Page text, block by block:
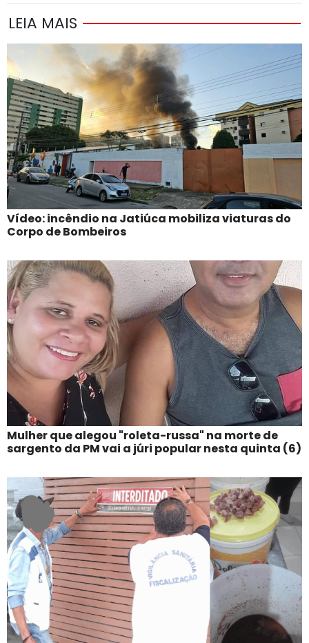
LEIA MAIS
Vídeo: incêndio na Jatiúca mobiliza viaturas do
Corpo de Bombeiros
Mulher que alegou "roleta-russa" na morte de
sargento da PM vai a júri popular nesta quinta (6)